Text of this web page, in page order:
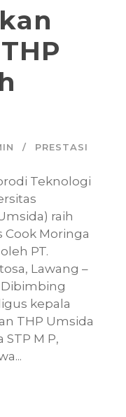
PRESTASI
Teknologi
raih
Cook Moringa
PT.
Lawang –
Dibimbing
kepala
THP Umsida
M P,